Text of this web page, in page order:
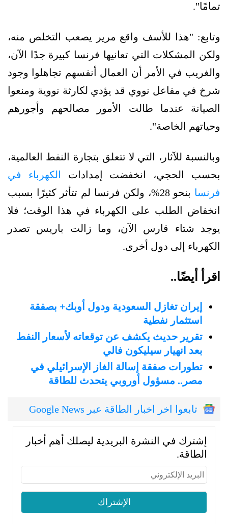
تمامًا".
وتابع: "هذا للأسف واقع مرير يصعب التخلص منه،
ولكن المشكلات التي تعانيها فرنسا كبيرة جدًا الآن،
والغريب في الأمر أن العمال أنفسهم تجاهلوا وجود
شرخ في مفاعل نووي قد يؤدي لكارثة نووية ومنعوا
الصيانة عندما طالت الأمور مصالحهم وأجورهم
وحياتهم الخاصة".
وبالنسبة للآثار، التي لا تتعلق بتجارة النفط العالمية،
بحسب الحجي، انخفضت إمدادات الكهرباء في
فرنسا
بنحو 28%، ولكن فرنسا لم تتأثر كثيرًا بسبب
انخفاض الطلب على الكهرباء في هذا الوقت؛ فلا
يوجد شتاء قارس الآن، وما زالت باريس تصدر
الكهرباء إلى دول أخرى.
اقرأ أيضًا..
إيران تغازل السعودية ودول أوبك+ بصفقة
استثمار نفطية
تقرير حديث يكشف عن توقعاته لأسعار النفط
بعد انهيار سيليكون فالي
تطورات صفقة إسالة الغاز الإسرائيلي في
مصر.. مسؤول أوروبي يتحدث للطاقة
تابعوا اخر اخبار الطاقة عبر Google News
إشترك في النشرة البريدية ليصلك أهم أخبار
الطاقة.